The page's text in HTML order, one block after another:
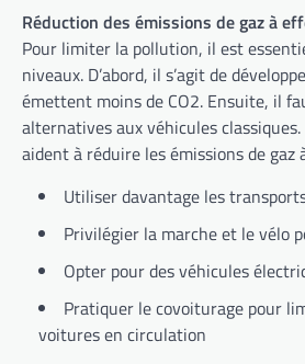
Réduction des émissions de gaz à
Pour limiter la pollution, il est
niveaux. D’abord, il s’agit de
émettent moins de CO2. Ensuite, il
alternatives aux véhicules
aident à réduire les émissions de gaz
Utiliser davantage les
Privilégier la marche et le vélo
Opter pour des véhicules
Pratiquer le covoiturage pour
voitures en circulation